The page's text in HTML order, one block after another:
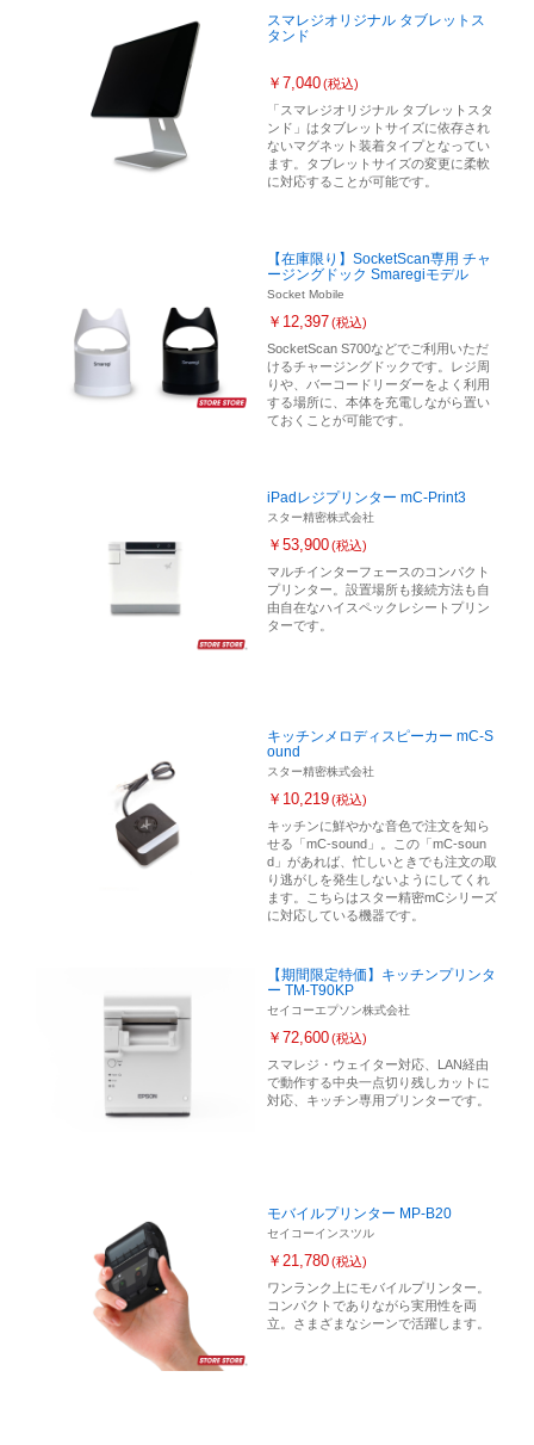
スマレジオリジナル タブレットス
タンド
￥7,040(税込)
「スマレジオリジナル タブレットスタ
ンド」はタブレットサイズに依存され
ないマグネット装着タイプとなってい
ます。タブレットサイズの変更に柔軟
に対応することが可能です。
【在庫限り】SocketScan専用 チャ
ージングドック Smaregiモデル
Socket Mobile
￥12,397(税込)
SocketScan S700などでご利用いただ
けるチャージングドックです。レジ周
りや、バーコードリーダーをよく利用
する場所に、本体を充電しながら置い
ておくことが可能です。
iPadレジプリンター mC-Print3
スター精密株式会社
￥53,900(税込)
マルチインターフェースのコンパクト
プリンター。設置場所も接続方法も自
由自在なハイスペックレシートプリン
ターです。
キッチンメロディスピーカー mC-S
ound
スター精密株式会社
￥10,219(税込)
キッチンに鮮やかな音色で注文を知ら
せる「mC-sound」。この「mC-soun
d」があれば、忙しいときでも注文の取
り逃がしを発生しないようにしてくれ
ます。こちらはスター精密mCシリーズ
に対応している機器です。
【期間限定特価】キッチンプリンタ
ー TM-T90KP
セイコーエプソン株式会社
￥72,600(税込)
スマレジ・ウェイター対応、LAN経由
で動作する中央一点切り残しカットに
対応、キッチン専用プリンターです。
モバイルプリンター MP-B20
セイコーインスツル
￥21,780(税込)
ワンランク上にモバイルプリンター。
コンパクトでありながら実用性を両
立。さまざまなシーンで活躍します。